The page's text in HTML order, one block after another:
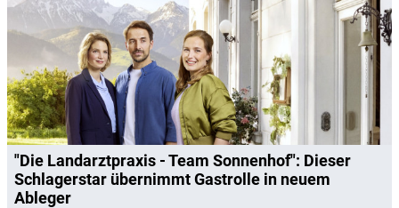
"Die Landarztpraxis - Team Sonnenhof": Dieser
Schlagerstar übernimmt Gastrolle in neuem
Ableger